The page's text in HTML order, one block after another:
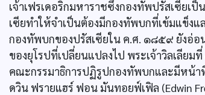
เจ้าเฟรเดอริกมหาราชซึ่งกองทัพปรัสเซียเ
เซียทำให้จำเป็นต้องมีกองทัพบกที่เข้มแข็ง
กองทัพบกของปรัสเซียใน ค.ศ. ๑๘๕๙ ยังอ่อ
ของยุโรปที่เปลี่ยนแปลงไป พระเจ้าวิลเลีย
คณะกรรมาธิการปฏิรูปกองทัพบกและมีหน้า
ดวิน ฟรายแฮร์ ฟอน มันทอยฟ์เฟิล (Edwin